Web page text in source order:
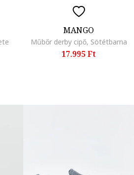
MANGO
Műbőr derby cipő, Sötétbarna
17.995 Ft